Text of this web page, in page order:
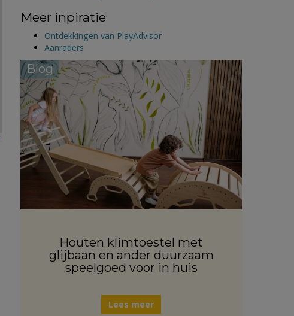
Meer inpiratie
Ontdekkingen van PlayAdvisor
Aanraders
Blog
Houten klimtoestel met
glijbaan en ander duurzaam
speelgoed voor in huis
Lees meer